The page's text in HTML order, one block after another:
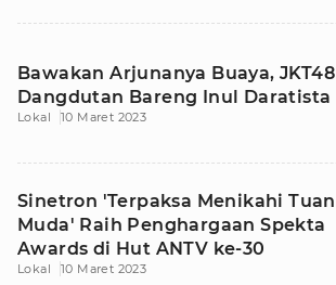
Bawakan Arjunanya Buaya, JKT48
Dangdutan Bareng Inul Daratista
Lokal 10 Maret 2023
Sinetron 'Terpaksa Menikahi Tuan
Muda' Raih Penghargaan Spekta
Awards di Hut ANTV ke-30
Lokal 10 Maret 2023